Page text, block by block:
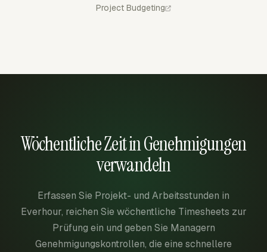
Project Budgeting
Wöchentliche Zeit in Genehmigungen
verwandeln
Erfassen Sie Projekt- und Arbeitsstunden in
Everhour, reichen Sie wöchentliche Timesheets zur
Prüfung ein und geben Sie Managern
Genehmigungskontrollen, die eine schnellere